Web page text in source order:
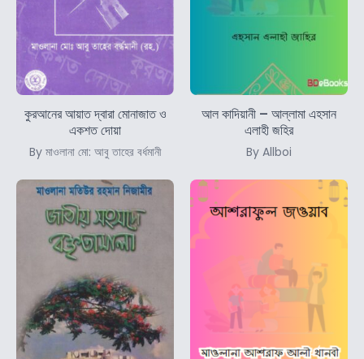
কুরআনের আয়াত দ্বারা মোনাজাত ও
একশত দোয়া
By মাওলানা মো: আবু তাহের বর্ধমানী
আল কাদিয়ানী – আল্লামা এহসান
এলাহী জহির
By Allboi